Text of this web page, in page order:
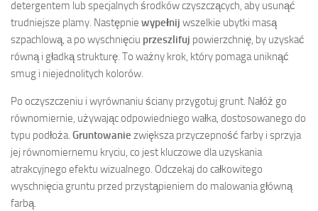
detergentem lub specjalnych środków czyszczących, aby usunąć
trudniejsze plamy. Następnie wypełnij wszelkie ubytki masą
szpachlową, a po wyschnięciu przeszlifuj powierzchnię, by uzyskać
równą i gładką strukturę. To ważny krok, który pomaga uniknąć
smug i niejednolitych kolorów.
Po oczyszczeniu i wyrównaniu ściany przygotuj grunt. Nałóż go
równomiernie, używając odpowiedniego wałka, dostosowanego do
typu podłoża. Gruntowanie zwiększa przyczepność farby i sprzyja
jej równomiernemu kryciu, co jest kluczowe dla uzyskania
atrakcyjnego efektu wizualnego. Odczekaj do całkowitego
wyschnięcia gruntu przed przystąpieniem do malowania główną
farbą.